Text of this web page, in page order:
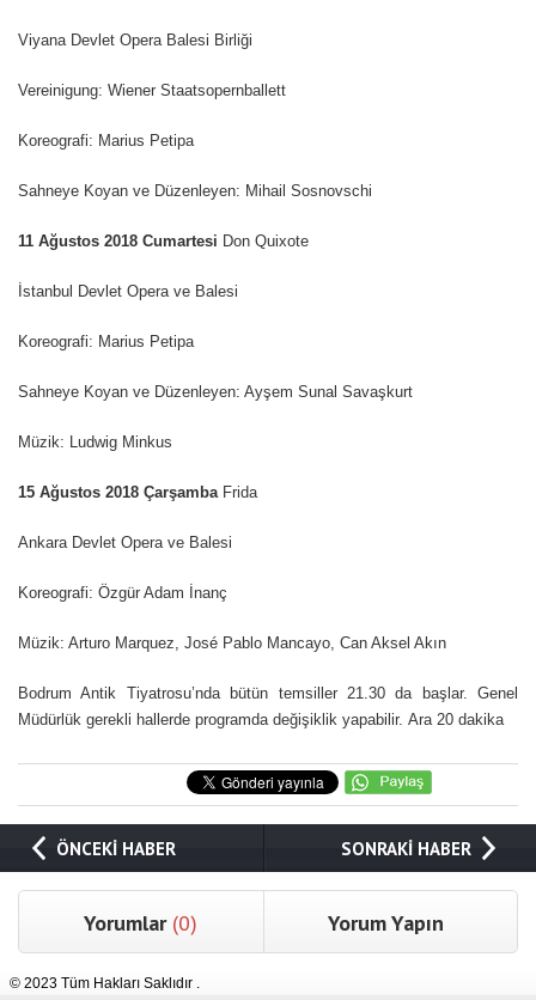
Viyana Devlet Opera Balesi Birliği
Vereinigung: Wiener Staatsopernballett
Koreografi: Marius Petipa
Sahneye Koyan ve Düzenleyen: Mihail Sosnovschi
11 Ağustos 2018 Cumartesi Don Quixote
İstanbul Devlet Opera ve Balesi
Koreografi: Marius Petipa
Sahneye Koyan ve Düzenleyen: Ayşem Sunal Savaşkurt
Müzik: Ludwig Minkus
15 Ağustos 2018 Çarşamba Frida
Ankara Devlet Opera ve Balesi
Koreografi: Özgür Adam İnanç
Müzik: Arturo Marquez, José Pablo Mancayo, Can Aksel Akın
Bodrum Antik Tiyatrosu’nda bütün temsiller 21.30 da başlar. Genel
Müdürlük gerekli hallerde programda değişiklik yapabilir. Ara 20 dakika
ÖNCEKİ HABER SONRAKİ HABER
Yorumlar (0) Yorum Yapın
© 2023 Tüm Hakları Saklıdır .